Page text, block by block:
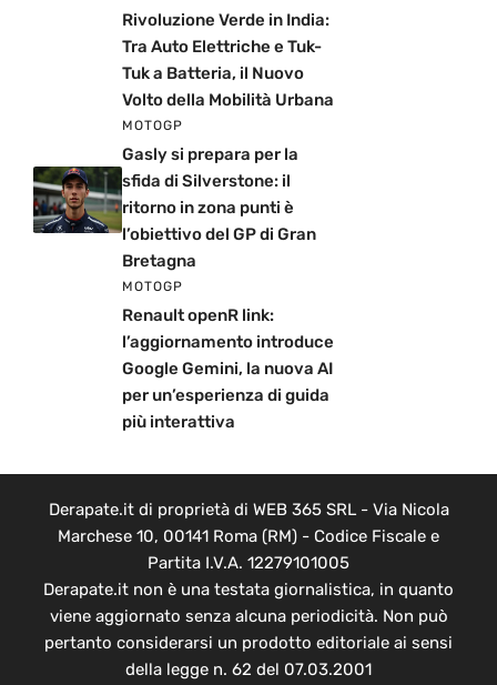
Rivoluzione Verde in India:
Tra Auto Elettriche e Tuk-
Tuk a Batteria, il Nuovo
Volto della Mobilità Urbana
MOTOGP
Gasly si prepara per la
sfida di Silverstone: il
ritorno in zona punti è
l’obiettivo del GP di Gran
Bretagna
MOTOGP
Renault openR link:
l’aggiornamento introduce
Google Gemini, la nuova AI
per un’esperienza di guida
più interattiva
Derapate.it di proprietà di WEB 365 SRL - Via Nicola
Marchese 10, 00141 Roma (RM) - Codice Fiscale e
Partita I.V.A. 12279101005
Derapate.it non è una testata giornalistica, in quanto
viene aggiornato senza alcuna periodicità. Non può
pertanto considerarsi un prodotto editoriale ai sensi
della legge n. 62 del 07.03.2001